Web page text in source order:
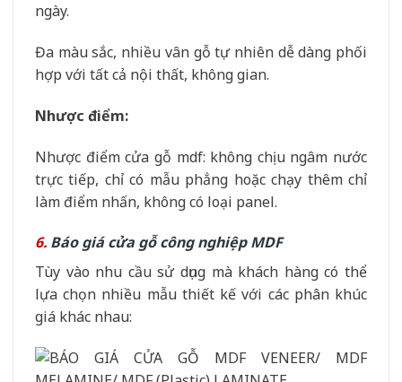
ngày.
Đa màu sắc, nhiều vân gỗ tự nhiên dễ dàng phối
hợp với tất cả nội thất, không gian.
Nhược điểm:
Nhược điểm cửa gỗ mdf: không chịu ngâm nước
trực tiếp, chỉ có mẫu phẳng hoặc chạy thêm chỉ
làm điểm nhấn, không có loại panel.
6. Báo giá cửa gỗ công nghiệp MDF
Tùy vào nhu cầu sử dụng mà khách hàng có thể
lựa chọn nhiều mẫu thiết kế với các phân khúc
giá khác nhau: